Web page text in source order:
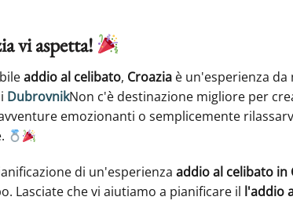
vi aspetta!
addio al celibato, Croazia è un'esperienza
DubrovnikNon c'è destinazione migliore per
emozionanti o semplicemente
di un'esperienza addio al celibato in
Lasciate che vi aiutiamo a pianificare il l'addio